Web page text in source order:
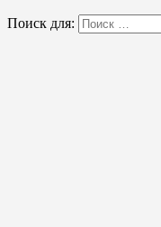
Поиск для: